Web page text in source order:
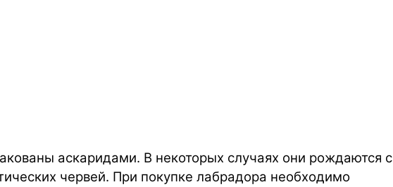
аскаридами. В некоторых случаях они рождаются с
червей. При покупке лабрадора необходимо